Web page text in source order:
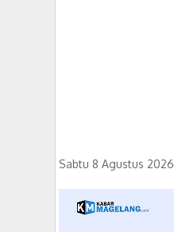
Sabtu 8 Agustus 2026